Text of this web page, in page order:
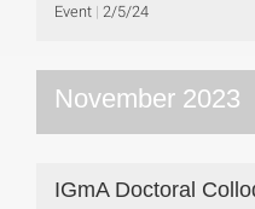
Event 2/5/24
November 2023
IGmA Doctoral